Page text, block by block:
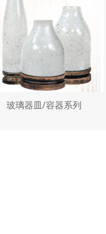
玻璃器皿/容器系列